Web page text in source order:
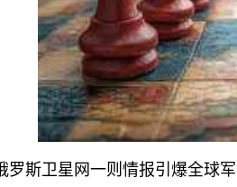
罗斯卫星网一则情报引爆全球